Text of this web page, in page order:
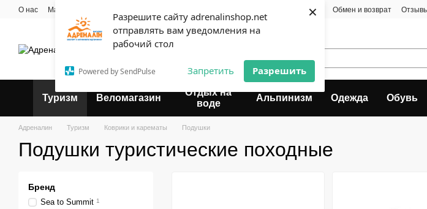
Разрешите сайту adrenalinshop.net
отправлять вам уведомления на
рабочий стол
Powered by SendPulse Запретить Разрешить
×
Перейти к основному контенту
О нас Мастерская Оплата и доставка Обмен и возврат
Пользовательское соглашение
Эксперт твоего отдыха
Туризм Веломагазин
Отдых на
воде
Альпинизм Одежда Обувь
Адреналин Туризм Коврики и карематы Подушки
Подушки туристические походные
Бренд
Sea to Summit 1